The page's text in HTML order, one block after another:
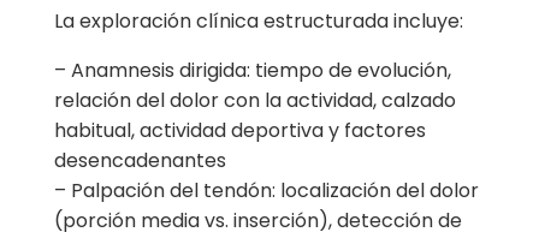
La exploración clínica estructurada incluye:
– Anamnesis dirigida: tiempo de evolución,
relación del dolor con la actividad, calzado
habitual, actividad deportiva y factores
desencadenantes
– Palpación del tendón: localización del dolor
(porción media vs. inserción), detección de